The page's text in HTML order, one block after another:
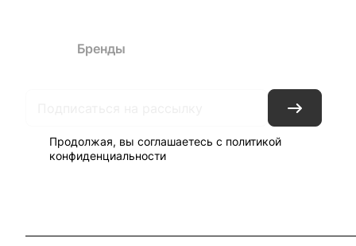
Бренды
Продолжая, вы соглашаетесь с политикой
конфиденциальности